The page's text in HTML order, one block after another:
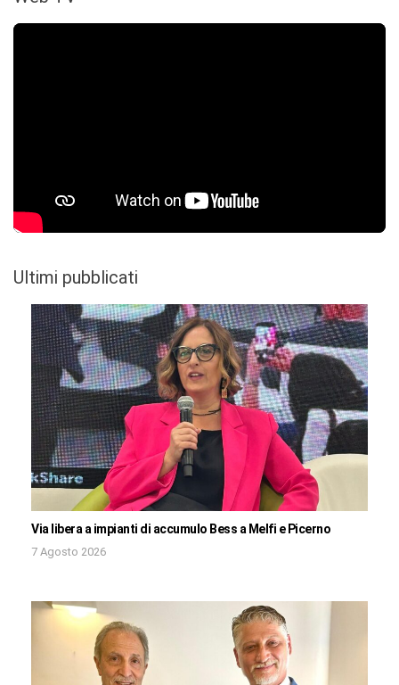
Ultimi pubblicati
Via libera a impianti di accumulo Bess a Melfi e Picerno
7 Agosto 2026